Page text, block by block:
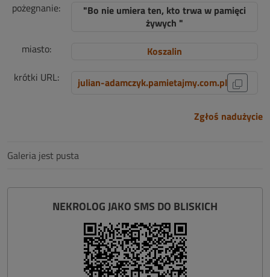
pożegnanie:
"Bo nie umiera ten, kto trwa w pamięci
żywych "
miasto:
Koszalin
krótki URL:
julian-adamczyk.pamietajmy.com.pl
Zgłoś nadużycie
Galeria jest pusta
NEKROLOG JAKO SMS DO BLISKICH